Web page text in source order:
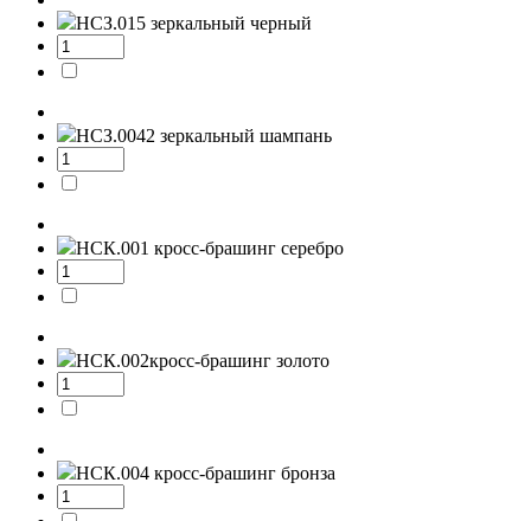
НСЗ.015 зеркальный черный
НСЗ.0042 зеркальный шампань
НСК.001 кросс-брашинг серебро
НСК.002кросс-брашинг золото
НСК.004 кросс-брашинг бронза